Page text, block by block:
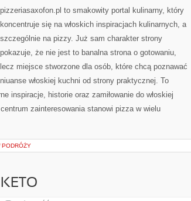
pizzeriasaxofon.pl to smakowity portal kulinarny, który
koncentruje się na włoskich inspiracjach kulinarnych, a
szczególnie na pizzy. Już sam charakter strony
pokazuje, że nie jest to banalna strona o gotowaniu,
lecz miejsce stworzone dla osób, które chcą poznawać
niuanse włoskiej kuchni od strony praktycznej. To
inspiracje, historie oraz zamiłowanie do włoskiej
zainteresowania stanowi pizza w wielu
PODRÓŻY